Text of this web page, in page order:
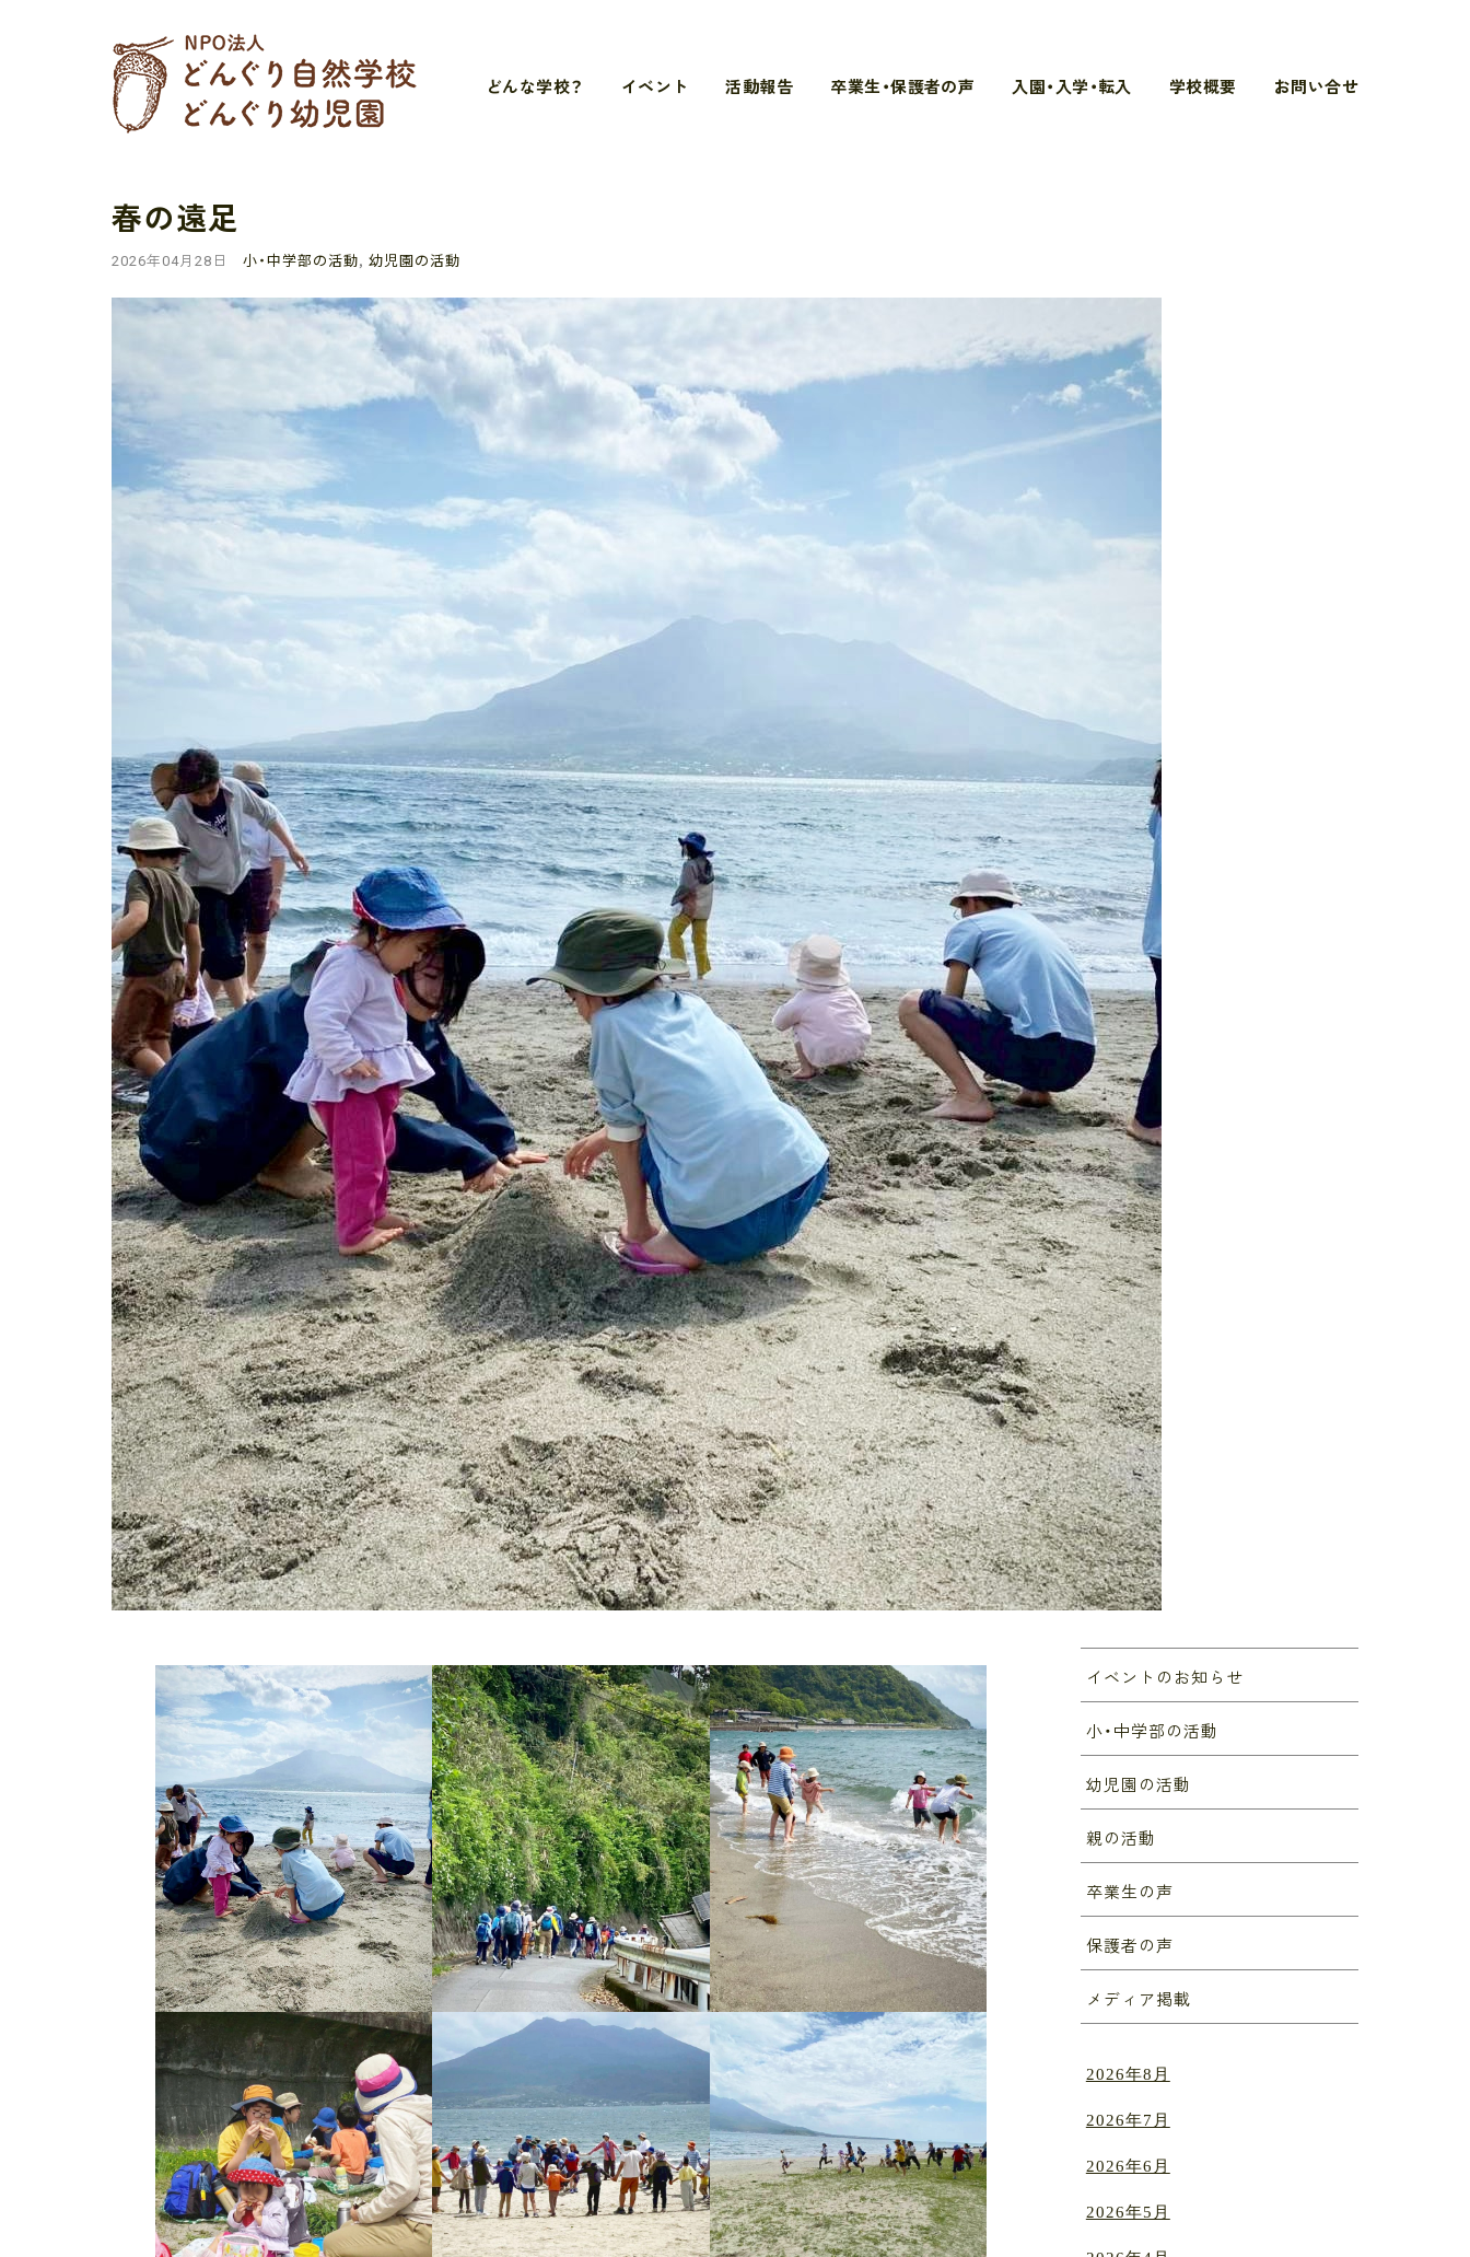
どんな学校？ イベント 活動報告 卒業生・保護者の声 入園・入学・転入 学校概要 お問い合せ
春の遠足
2026年04月28日 小・中学部の活動, 幼児園の活動
イベントのお知らせ
小・中学部の活動
幼児園の活動
親の活動
卒業生の声
保護者の声
メディア掲載
2026年8月
2026年7月
2026年6月
2026年5月